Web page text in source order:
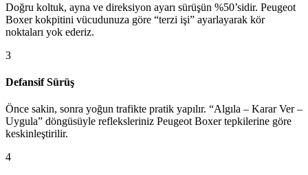
Doğru koltuk, ayna ve direksiyon ayarı sürüşün %50’sidir. Peugeot
Boxer kokpitini vücudunuza göre “terzi işi” ayarlayarak kör
noktaları yok ederiz.
3
Defansif Sürüş
Önce sakin, sonra yoğun trafikte pratik yapılır. “Algıla – Karar Ver –
Uygula” döngüsüyle refleksleriniz Peugeot Boxer tepkilerine göre
keskinleştirilir.
4